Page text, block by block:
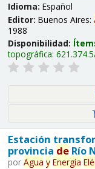
Idioma: Español
Editor: Buenos Aires:
1988
Disponibilidad:
topográfica:
Estación
provincia deRío
por Agua y Energía